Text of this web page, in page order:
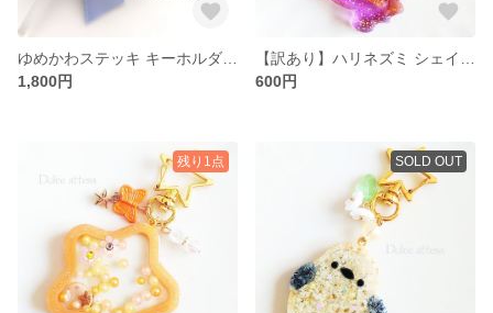
1,800円
600円
残り1点 SOLD OUT